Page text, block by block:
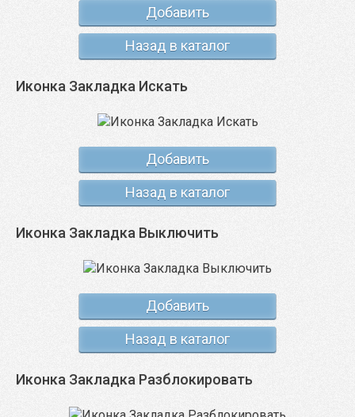
Добавить
Назад в каталог
Иконка Закладка Искать
Добавить
Назад в каталог
Иконка Закладка Выключить
Добавить
Назад в каталог
Иконка Закладка Разблокировать